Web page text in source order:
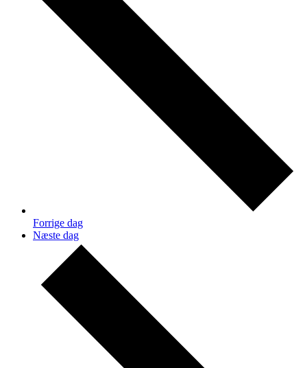
Forrige dag
Næste dag